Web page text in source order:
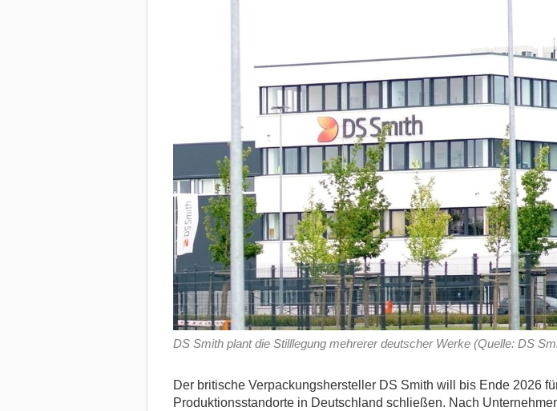
DS Smith plant die Stilllegung mehrerer deutscher Werke (Quelle: DS
Der britische Verpackungshersteller DS Smith will bis Ende 2026
Produktionsstandorte in Deutschland schließen. Nach